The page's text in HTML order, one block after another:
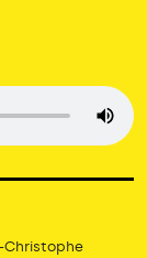
Christophe